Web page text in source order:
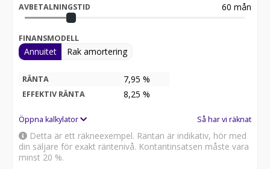
AVBETALNINGSTID 60 mån
FINANSMODELL
Annuitet Rak amortering
RÄNTA 7,95 %
EFFEKTIV RÄNTA 8,25 %
Öppna kalkylator Så har vi räknat
Detta är ett räkneexempel. Räntan är indikativ, hör med
din säljare för exakt räntenivå. Kontantinsatsen måste vara
minst 20 %.